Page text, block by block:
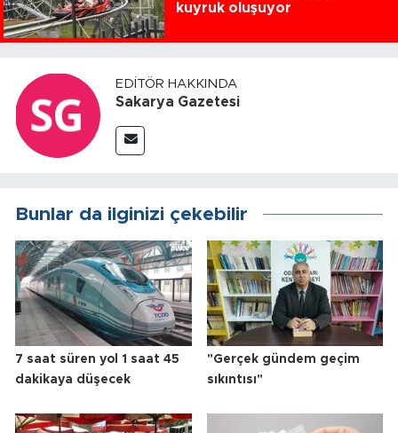
kuyruk oluşuyor
EDITÖR HAKKINDA
Sakarya Gazetesi
Bunlar da ilginizi çekebilir
7 saat süren yol 1 saat 45
dakikaya düşecek
"Gerçek gündem geçim
sıkıntısı"